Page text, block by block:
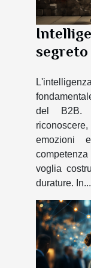
del B2B.
emozioni
voglia
durature. In...